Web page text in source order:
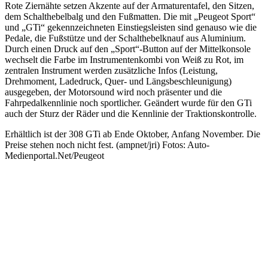
Rote Ziernähte setzen Akzente auf der Armaturentafel, den Sitzen,
dem Schalthebelbalg und den Fußmatten. Die mit „Peugeot Sport“
und „GTi“ gekennzeichneten Einstiegsleisten sind genauso wie die
Pedale, die Fußstütze und der Schalthebelknauf aus Aluminium.
Durch einen Druck auf den „Sport“-Button auf der Mittelkonsole
wechselt die Farbe im Instrumentenkombi von Weiß zu Rot, im
zentralen Instrument werden zusätzliche Infos (Leistung,
Drehmoment, Ladedruck, Quer- und Längsbeschleunigung)
ausgegeben, der Motorsound wird noch präsenter und die
Fahrpedalkennlinie noch sportlicher. Geändert wurde für den GTi
auch der Sturz der Räder und die Kennlinie der Traktionskontrolle.
Erhältlich ist der 308 GTi ab Ende Oktober, Anfang November. Die
Preise stehen noch nicht fest. (ampnet/jri) Fotos: Auto-
Medienportal.Net/Peugeot